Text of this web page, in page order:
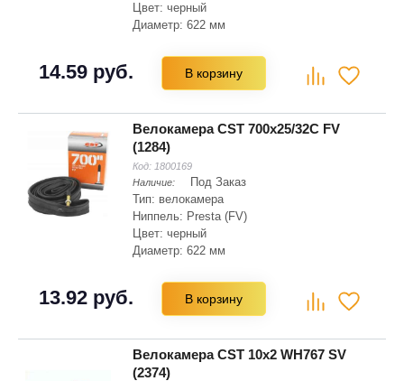
Цвет: черный
Диаметр: 622 мм
14.59 руб. В корзину
Велокамера CST 700x25/32C FV
(1284)
Код: 1800169
Наличие:
Под Заказ
Тип: велокамера
Ниппель: Presta (FV)
Цвет: черный
Диаметр: 622 мм
13.92 руб. В корзину
Велокамера CST 10x2 WH767 SV
(2374)